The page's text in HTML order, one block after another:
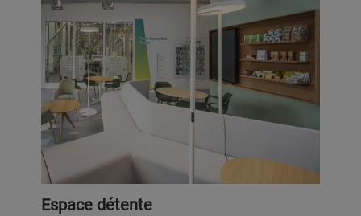
Espace détente